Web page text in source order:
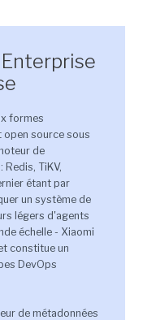
formes
open source sous
de
TiKV,
étant par
un système de
légers d'agents
échelle - Xiaomi
constitue un
DevOps
de métadonnées